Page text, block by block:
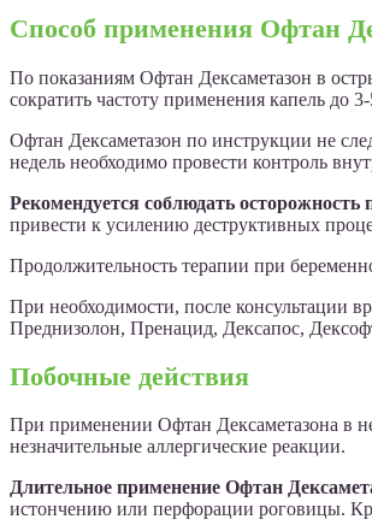
Способ применения Офтан
По показаниям Офтан Дексаметазон в
сократить частоту применения капель до 3-
Офтан Дексаметазон по инструкции не
недель необходимо провести контроль
Рекомендуется соблюдать
привести к усилению деструктивных
Продолжительность терапии при
При необходимости, после консультации
Преднизолон, Пренацид, Дексапос,
Побочные действия
При применении Офтан Дексаметазона в
незначительные аллергические реакции.
Длительное применение Офтан
истончению или перфорации роговицы.